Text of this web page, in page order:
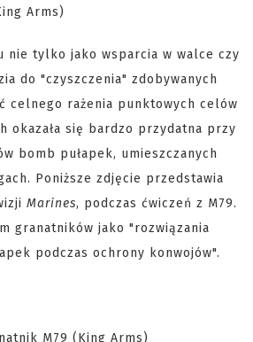
nie tylko jako wsparcia w walce czy
do "czyszczenia" zdobywanych
celnego rażenia punktowych celów
okazała się bardzo przydatna przy
bomb pułapek, umieszczanych
Poniższe zdjęcie przedstawia
Marines, podczas ćwiczeń z M79.
granatników jako "rozwiązania
podczas ochrony konwojów".